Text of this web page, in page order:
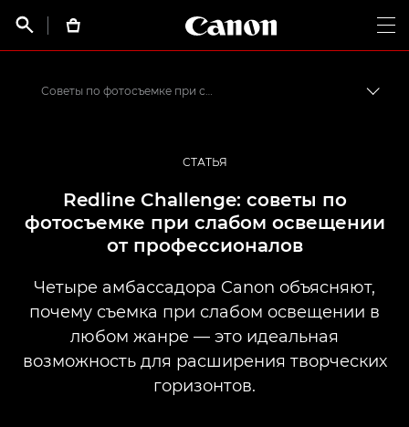
 
Canon Logo, back
Профессиональная фото- и видеосъемка
Истории от профессионалов: вдохновляющие идеи для печати, а также фото- и видеосъемки
СТАТЬЯ
Redline Challenge: советы по
фотосъемке при слабом освещении
от профессионалов
Четыре амбассадора Canon объясняют,
почему съемка при слабом освещении в
любом жанре — это идеальная
возможность для расширения творческих
горизонтов.